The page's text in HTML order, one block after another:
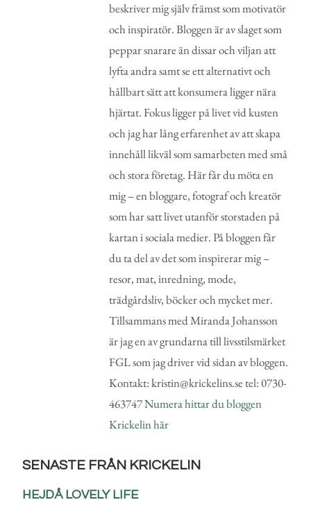
beskriver mig själv främst som motivatör
och inspiratör. Bloggen är av slaget som
peppar snarare än dissar och viljan att
lyfta andra samt se ett alternativt och
hållbart sätt att konsumera ligger nära
hjärtat. Fokus ligger på livet vid kusten
och jag har lång erfarenhet av att skapa
innehåll likväl som samarbeten med små
och stora företag. Här får du möta en
mig – en bloggare, fotograf och kreatör
som har satt livet utanför storstaden på
kartan i sociala medier. På bloggen får
du ta del av det som inspirerar mig –
resor, mat, inredning, mode,
trädgårdsliv, böcker och mycket mer.
Tillsammans med Miranda Johansson
är jag en av grundarna till livsstilsmärket
FGL som jag driver vid sidan av bloggen.
Kontakt: kristin@krickelins.se tel: 0730-
463747Numera hittar du bloggen
Krickelin här
SENASTE FRÅN KRICKELIN
HEJDÅ LOVELY LIFE